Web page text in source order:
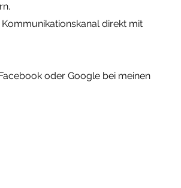
direkt mit
oder Google bei meinen